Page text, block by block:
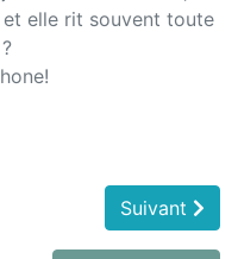
elle rit souvent toute
Suivant